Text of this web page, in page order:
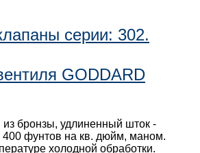
серии: 302.
GODDARD
бронзы, удлиненный шток -
400 фунтов на кв. дюйм, маном.
холодной обработки.